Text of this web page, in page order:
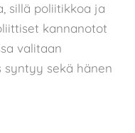
sillä poliitikkoa ja
kannanotot
valitaan
syntyy sekä hänen